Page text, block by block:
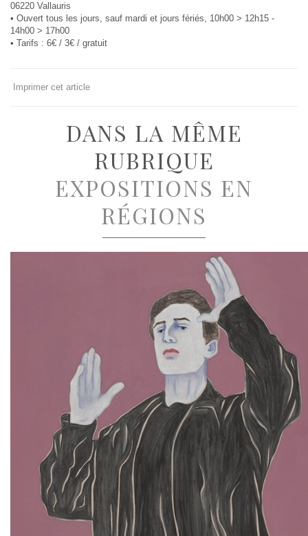
06220 Vallauris
• Ouvert tous les jours, sauf mardi et jours fériés, 10h00 > 12h15 -
14h00 > 17h00
• Tarifs : 6€ / 3€ / gratuit
Imprimer cet article
DANS LA MÊME
RUBRIQUE
EXPOSITIONS EN
RÉGIONS